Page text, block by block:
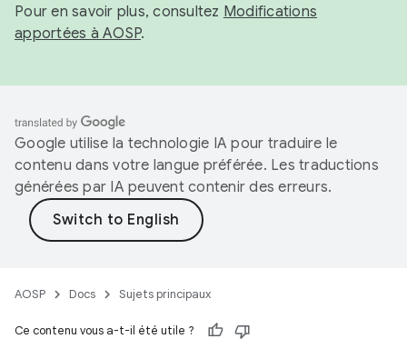
Pour en savoir plus, consultez Modifications
apportées à AOSP.
Google utilise la technologie IA pour traduire le
contenu dans votre langue préférée. Les traductions
générées par IA peuvent contenir des erreurs.
AOSP Docs Sujets principaux
Ce contenu vous a-t-il été utile ?